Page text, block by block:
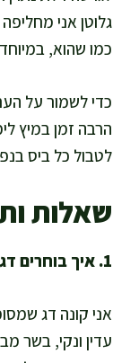
גלוטן אני
כמו שהוא,
כדי לשמור על
הרבה זמן במיץ
לטבול כל ביס
שאלות
1. איך בוחרים דג בטוח לסשימי בבית?
אני קונה דג